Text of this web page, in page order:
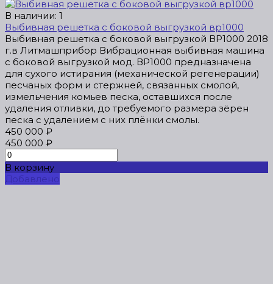
В наличии: 1
Выбивная решетка с боковой выгрузкой вр1000
Выбивная решетка с боковой выгрузкой ВР1000 2018
г.в Литмашприбор Вибрационная выбивная машина
с боковой выгрузкой мод. ВР1000 предназначена
для сухого истирания (механической регенерации)
песчаных форм и стержней, связанных смолой,
измельчения комьев песка, оставшихся после
удаления отливки, до требуемого размера зёрен
песка с удалением с них плёнки смолы.
450 000 ₽
450 000 ₽
В корзину
Добавлено